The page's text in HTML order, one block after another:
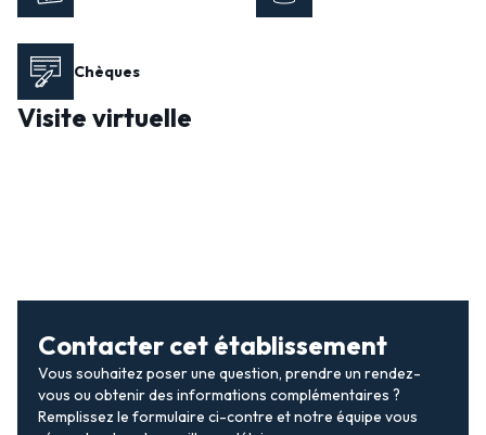
Chèques
Visite virtuelle
Contacter cet établissement
Vous souhaitez poser une question, prendre un rendez-
vous ou obtenir des informations complémentaires ?
Remplissez le formulaire ci-contre et notre équipe vous